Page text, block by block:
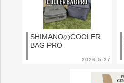
2026.5.27
SHIMANOのCOOLER
BAG PRO